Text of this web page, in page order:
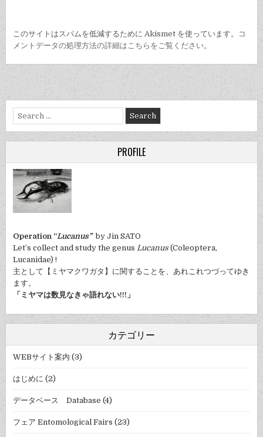
このサイトはスパムを低減するために Akismet を使っています。
コ
メントデータの処理方法の詳細はこちらをご覧ください。
Search
for:
PROFILE
Operation “Lucanus” by Jin SATO
Let’s collect and study the genusLucanus (Coleoptera,
Lucanidae) !
主として【ミヤマクワガタ】に関することを、あれこれつづってゆき
ます。
「ミヤマは数見なきゃ語れない!!!」
カテゴリー
WEBサイト案内 (3)
はじめに (2)
データベース Database (4)
フェア Entomological Fairs (23)